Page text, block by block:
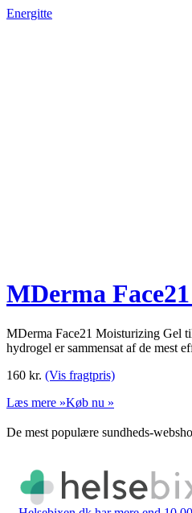
Energitte
MDerma
MDerma Face21 Moisturizing Gel
hydrogel er sammensat af de mest
160 kr. (Vis fragtpris)
Læs mere »Køb nu »
De mest populære sundheds-